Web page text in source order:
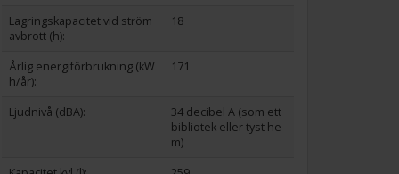
Lagringskapacitet vid ström
avbrott (h):
18
Årlig energiförbrukning (kW
h/år):
171
Ljudnivå (dBA):
34 decibel A (som ett
bibliotek eller tyst he
m)